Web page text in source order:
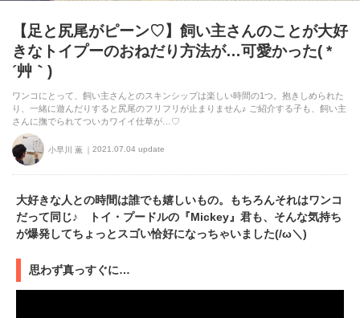
【足と尻尾がピーン♡】飼い主さんのことが大好
きなトイプーのおねだり方法が…可愛かった( *
´艸｀)
ワンコにとって、飼い主さんとのスキンシップは楽しい時間の1つ。抱きしめられた
り、一緒に遊んだりすると尻尾のフリフリが止まりません♪ ご紹介する子も、飼い主
さんに撫でられてついカワイイ仕草が…♡
小早川 薫 2021.07.04 update
大好きな人との時間は誰でも嬉しいもの。もちろんそれはワンコ
だって同じ♪ トイ・プードルの『Mickey』君も、そんな気持ち
が爆発してちょっとスゴい恰好になっちゃいました(/ω＼)
思わず真っすぐに…